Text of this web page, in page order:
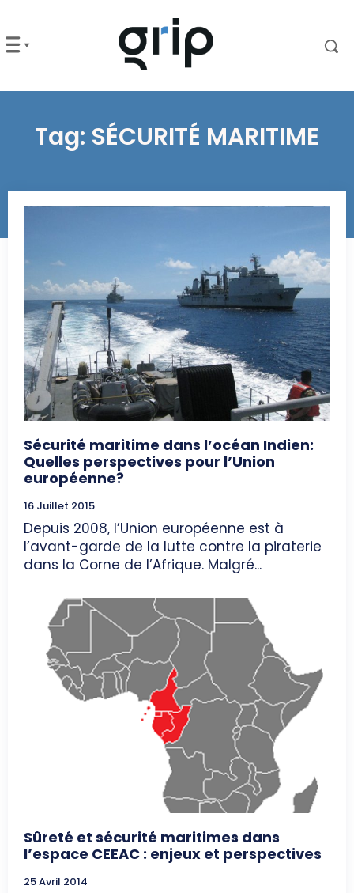
Tag: SÉCURITÉ MARITIME
Sécurité maritime dans l’océan Indien:
Quelles perspectives pour l’Union
européenne?
16 Juillet 2015
Depuis 2008, l’Union européenne est à
l’avant-garde de la lutte contre la piraterie
dans la Corne de l’Afrique. Malgré...
Sûreté et sécurité maritimes dans
l’espace CEEAC : enjeux et perspectives
25 Avril 2014